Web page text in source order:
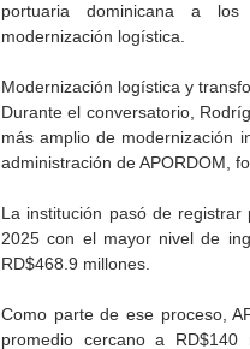
portuaria dominicana a los
modernización logística.
Modernización logística y
Durante el conversatorio,
más amplio de modernización
administración de APORDOM,
La institución pasó de
2025 con el mayor nivel de
RD$468.9 millones.
Como parte de ese proceso,
promedio cercano a